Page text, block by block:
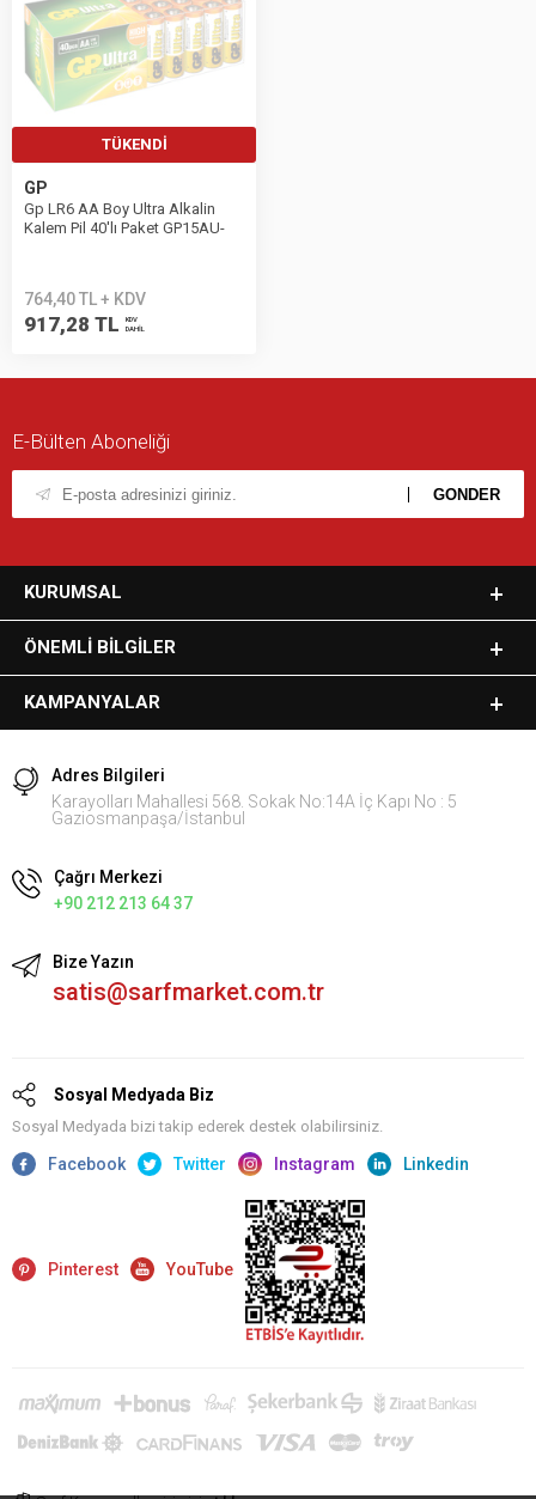
TÜKENDI
GP
Gp LR6 AA Boy Ultra Alkalin
Kalem Pil 40'lı Paket GP15AU-
764,40 TL + KDV
917,28 TL
KDV
DAHİL
E-Bülten Aboneliği
KURUMSAL
ÖNEMLI BILGILER
KAMPANYALAR
Adres Bilgileri
Karayolları Mahallesi 568. Sokak No:14A İç Kapı No : 5
Gaziosmanpaşa/İstanbul
Çağrı Merkezi
+90 212 213 64 37
Bize Yazın
satis@sarfmarket.com.tr
Sosyal Medyada Biz
Sosyal Medyada bizi takip ederek destek olabilirsiniz.
Facebook Twitter Instagram Linkedin
Pinterest YouTube